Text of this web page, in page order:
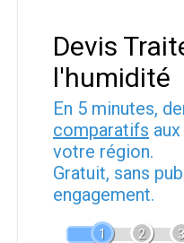
Devis
l'humidité
En 5 minutes,
comparatifs aux
votre région.
Gratuit, sans
engagement.
1 2 3